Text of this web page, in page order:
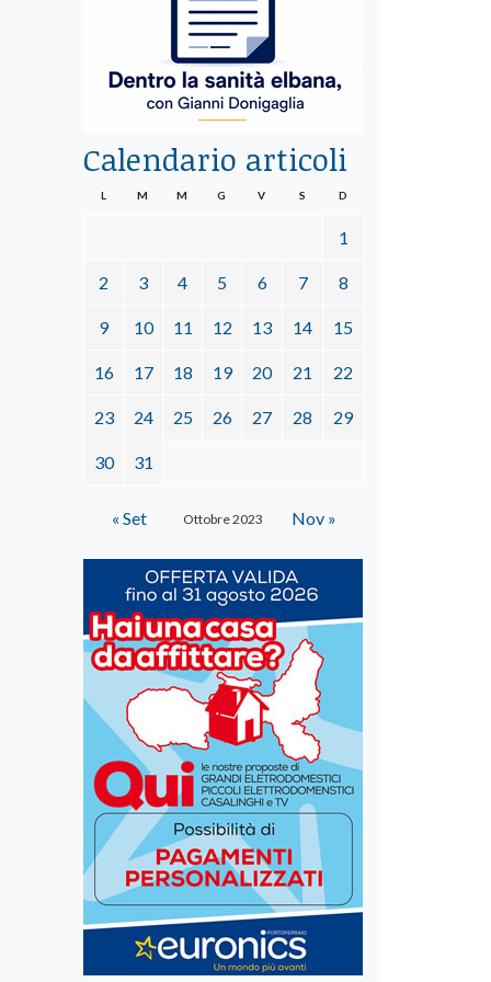
Calendario articoli
Ottobre 2023
L M M G V S D
1
2 3 4 5 6 7 8
9 10 11 12 13 14 15
16 17 18 19 20 21 22
23 24 25 26 27 28 29
30 31
« Set Nov »